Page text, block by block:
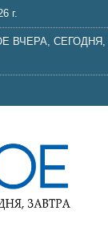
г.
ВЧЕРА, СЕГОДНЯ,